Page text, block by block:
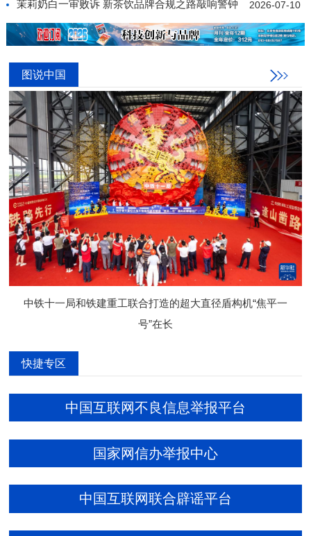
茉莉奶白一审败诉 新茶饮品牌合规之路敲响警钟 2026-07-10
图说中国
中铁十一局和铁建重工联合打造的超大直径盾构机“焦平一
号”在长
快捷专区
中国互联网不良信息举报平台
国家网信办举报中心
中国互联网联合辟谣平台